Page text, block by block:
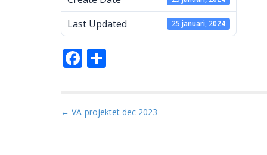
Last Updated 25 januari, 2024
F
b
P
← VA-projektet dec 2023